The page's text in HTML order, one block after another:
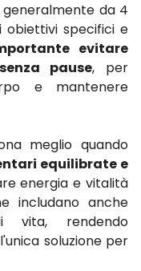
da 4
obiettivi specifici e
evitare
pause, per
e mantenere
meglio quando
equilibrate e
energia e vitalità
includano anche
vita, rendendo
soluzione per